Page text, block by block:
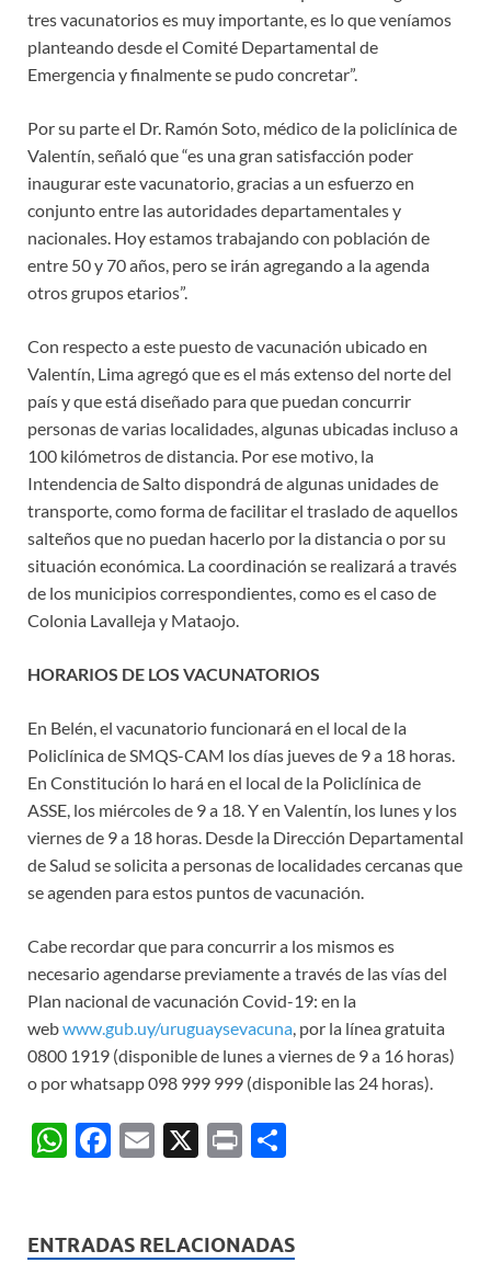
tres vacunatorios es muy importante, es lo que veníamos
planteando desde el Comité Departamental de
Emergencia y finalmente se pudo concretar”.
Por su parte el Dr. Ramón Soto, médico de la policlínica de
Valentín, señaló que “es una gran satisfacción poder
inaugurar este vacunatorio, gracias a un esfuerzo en
conjunto entre las autoridades departamentales y
nacionales. Hoy estamos trabajando con población de
entre 50 y 70 años, pero se irán agregando a la agenda
otros grupos etarios”.
Con respecto a este puesto de vacunación ubicado en
Valentín, Lima agregó que es el más extenso del norte del
país y que está diseñado para que puedan concurrir
personas de varias localidades, algunas ubicadas incluso a
100 kilómetros de distancia. Por ese motivo, la
Intendencia de Salto dispondrá de algunas unidades de
transporte, como forma de facilitar el traslado de aquellos
salteños que no puedan hacerlo por la distancia o por su
situación económica. La coordinación se realizará a través
de los municipios correspondientes, como es el caso de
Colonia Lavalleja y Mataojo.
HORARIOS DE LOS VACUNATORIOS
En Belén, el vacunatorio funcionará en el local de la
Policlínica de SMQS-CAM los días jueves de 9 a 18 horas.
En Constitución lo hará en el local de la Policlínica de
ASSE, los miércoles de 9 a 18. Y en Valentín, los lunes y los
viernes de 9 a 18 horas. Desde la Dirección Departamental
de Salud se solicita a personas de localidades cercanas que
se agenden para estos puntos de vacunación.
Cabe recordar que para concurrir a los mismos es
necesario agendarse previamente a través de las vías del
Plan nacional de vacunación Covid-19: en la
webwww.gub.uy/uruguaysevacuna, por la línea gratuita
0800 1919 (disponible de lunes a viernes de 9 a 16 horas)
o por whatsapp 098 999 999 (disponible las 24 horas).
W
s
F
b
E
X
P
p
ENTRADAS RELACIONADAS